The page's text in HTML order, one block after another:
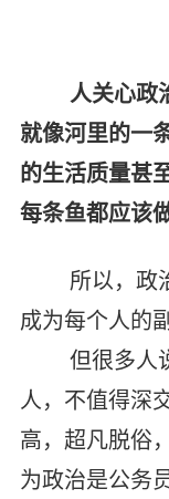
人关心政治
就像河里的一
的生活质量甚
每条鱼都应该
所以，政治
成为每个人的
但很多人说
人，不值得深
高，超凡脱俗
为政治是公务